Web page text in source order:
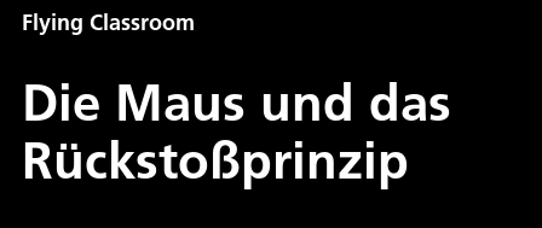
Flying Classroom
Die Maus und das
Rückstoßprinzip